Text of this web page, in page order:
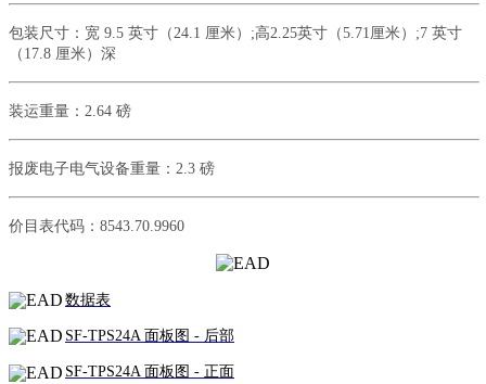
包装尺寸：宽 9.5 英寸（ 24.1 厘米） ;高2.25英寸（5.71 厘米） ;7 英寸
（ 17.8 厘米）深
装运重量： 2.64 磅
报废电子电气设备重量： 2.3 磅
价目表代码： 8543.70.9960
数据表
SF-TPS24A 面板图 - 后部
SF-TPS24A 面板图 - 正面